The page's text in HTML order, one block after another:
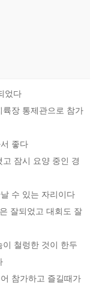
었다
장 통제관으로 참가
좋다
잠시 요양 중인 경
수 있는 자리이다
잘되었고 대회도 잘
철렁한 것이 한두
참가하고 즐길때가